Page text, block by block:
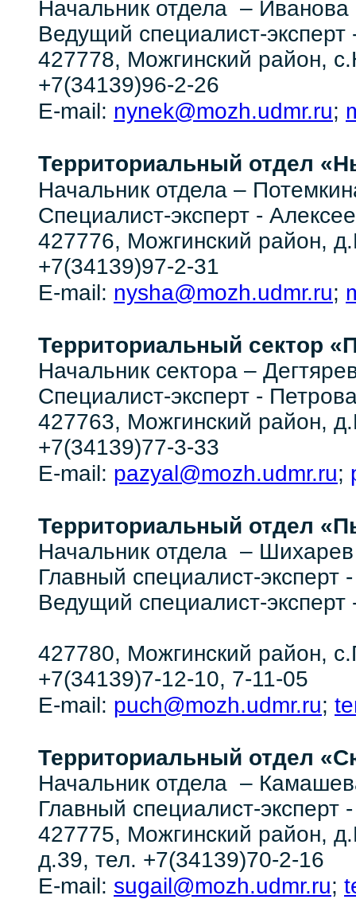
Начальник отдела –
Ведущий специалист-
427778, Можгинский район,
+7(34139)96-2-26
E-mail: nynek@mozh.udmr.ru;
Территориальный отдел
Начальник отдела –
Специалист-эксперт -
427776, Можгинский район,
+7(34139)97-2-31
E-mail: nysha@mozh.udmr.ru;
Территориальный сектор
Начальник сектора –
Специалист-эксперт -
427763, Можгинский район,
+7(34139)77-3-33
E-mail: pazyal@mozh.udmr.ru;
Территориальный отдел
Начальник отдела –
Главный специалист-
Ведущий специалист-
427780, Можгинский район,
+7(34139)7-12-10, 7-11-05
E-mail: puch@mozh.udmr.ru;
Территориальный отдел
Начальник отдела –
Главный специалист-
427775, Можгинский район,
д.39, тел. +7(34139)70-2-16
E-mail: sugail@mozh.udmr.ru;